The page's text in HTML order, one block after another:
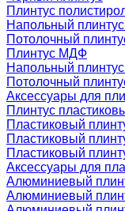
Плинтус
Напольный
Потолочный
Плинтус МДФ
Напольный
Потолочный
Аксессуары для
Плинтус
Пластиковый
Пластиковый
Пластиковый
Аксессуары для
Алюминиевый
Алюминиевый